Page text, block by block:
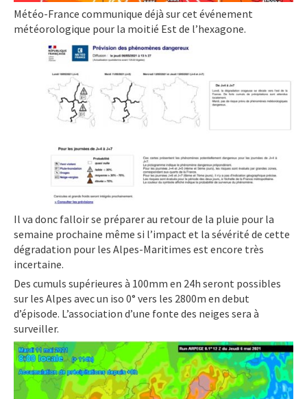
Météo-France communique déjà sur cet événement
météorologique pour la moitié Est de l’hexagone.
Il va donc falloir se préparer au retour de la pluie pour la
semaine prochaine même si l’impact et la sévérité de cette
dégradation pour les Alpes-Maritimes est encore très
incertaine.
Des cumuls supérieures à 100mm en 24h seront possibles
sur les Alpes avec un iso 0° vers les 2800m en debut
d’épisode. L’association d’une fonte des neiges sera à
surveiller.